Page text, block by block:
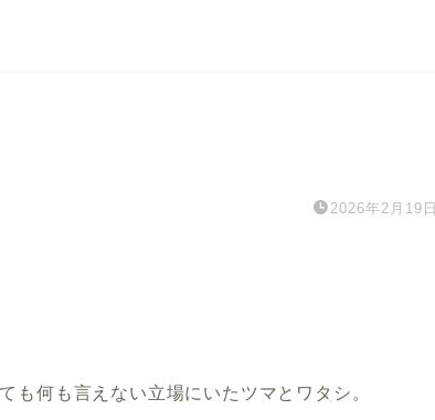
2026年2月19日
も何も言えない立場にいたツマとワタシ。